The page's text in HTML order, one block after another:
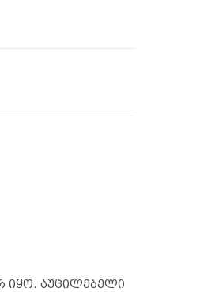
იყო. აუცილებელი